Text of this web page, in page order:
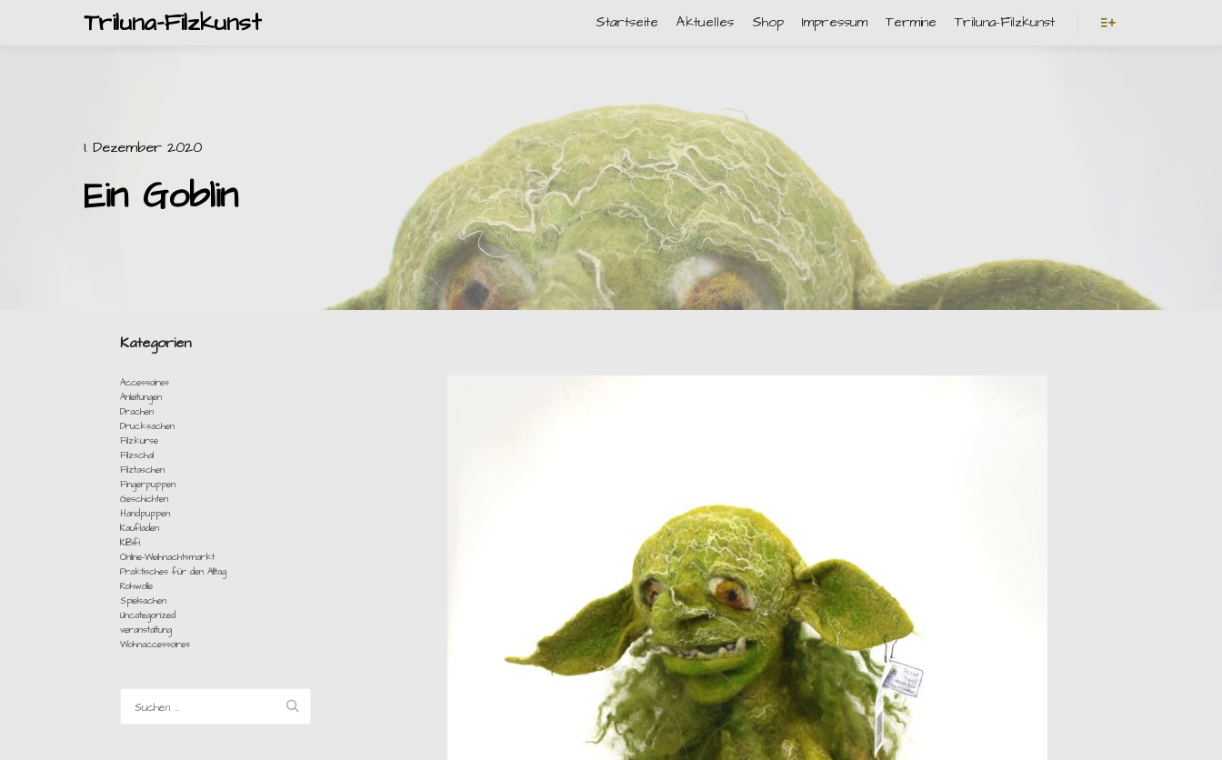
Triluna-Filzkunst Startseite Aktuelles Shop Impressum Termine Triluna-Filzkunst
1. Dezember 2020
Ein Goblin
Kategorien
Accessoires
Anleitungen
Drachen
Drucksachen
Filzkurse
Filzschal
Filztaschen
Fingerpuppen
Geschichten
Handpuppen
Kaufladen
KiBifi
Online-Weihnachtsmarkt
Praktisches für den Alltag
Rohwolle
Spielsachen
Uncategorized
veranstaltung
Wohnaccessoires